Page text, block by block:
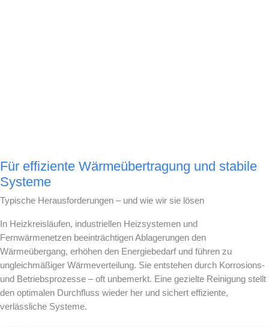
Für effiziente Wärmeübertragung und stabile
Systeme
Typische Herausforderungen – und wie wir sie lösen
In Heizkreisläufen, industriellen Heizsystemen und
Fernwärmenetzen beeinträchtigen Ablagerungen den
Wärmeübergang, erhöhen den Energiebedarf und führen zu
ungleichmäßiger Wärmeverteilung. Sie entstehen durch Korrosions-
und Betriebsprozesse – oft unbemerkt. Eine gezielte Reinigung stellt
den optimalen Durchfluss wieder her und sichert effiziente,
verlässliche Systeme.